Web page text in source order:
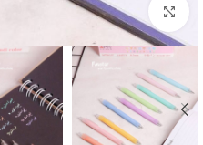
بزرگنمایی تصویر